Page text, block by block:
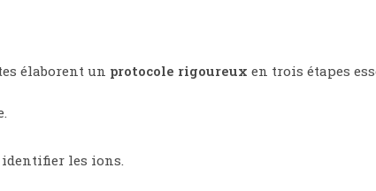
élaborent un protocole rigoureux en trois étapes
les ions.